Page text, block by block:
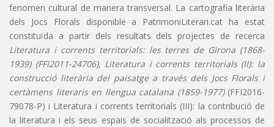
fenomen cultural de manera transversal. La cartografia literària
dels Jocs Florals disponible a PatrimoniLiterari.cat ha estat
constituïda a partir dels resultats dels projectes de recerca
Literatura i corrents territorials: les terres de Girona (1868-
1939) (FFI2011-24706), Literatura i corrents territorials (II): la
construcció literària del paisatge a través dels Jocs Florals i
certàmens literaris en llengua catalana (1859-1977)(FFI2016-
79078-P) i Literatura i corrents territorials (III): la contribució de
la literatura i els seus espais de socialització als processos de